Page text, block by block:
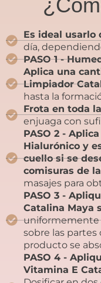
Es ideal usarlo
día,
PASO 1 -
Aplica una
Limpiador
hasta la
Frota en toda
enjuaga con
PASO 2 -
Hialurónico y
cuello si se
comisuras de
masajes para
PASO 3 -
Catalina Maya
uniformemente
sobre las partes
producto se
PASO 4 -
Vitamina E